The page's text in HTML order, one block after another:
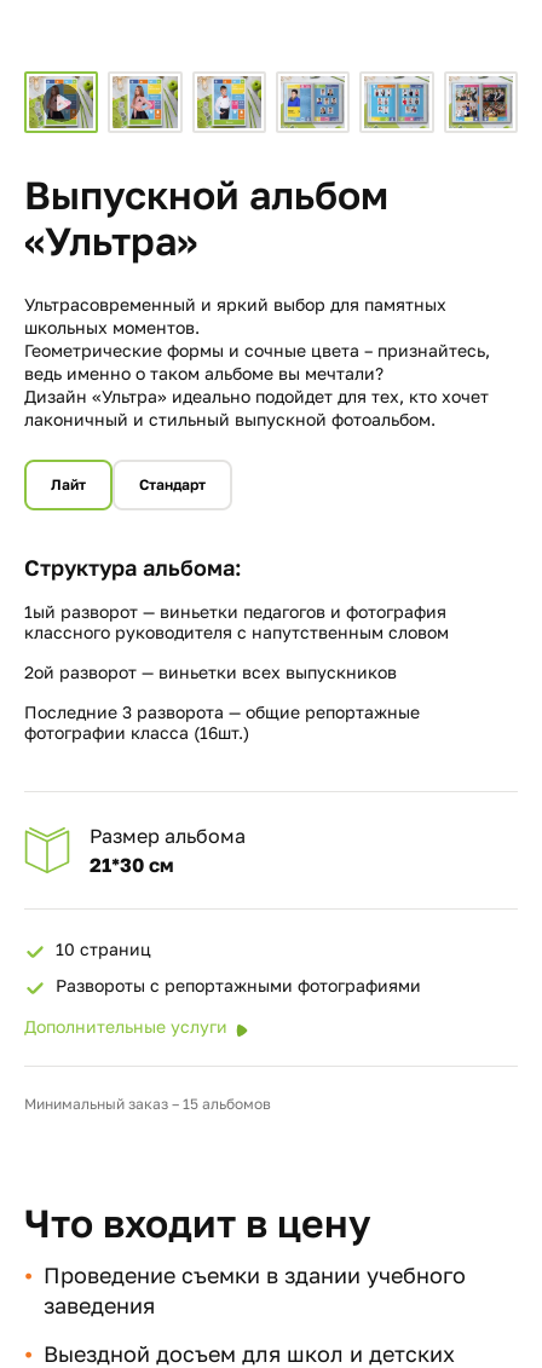
Выпускной альбом
«Ультра»
Ультрасовременный и яркий выбор для памятных
школьных моментов.
Геометрические формы и сочные цвета – признайтесь,
ведь именно о таком альбоме вы мечтали?
Дизайн «Ультра» идеально подойдет для тех, кто хочет
лаконичный и стильный выпускной фотоальбом.
Лайт Стандарт
Структура альбома:
1ый разворот — виньетки педагогов и фотография
классного руководителя с напутственным словом
2ой разворот — виньетки всех выпускников
Последние 3 разворота — общие репортажные
фотографии класса (16шт.)
Размер альбома
21*30 см
10 страниц
Развороты с репортажными фотографиями
Дополнительные услуги
Минимальный заказ – 15 альбомов
Что входит в цену
Проведение съемки в здании учебного
заведения
Выездной досъем для школ и детских